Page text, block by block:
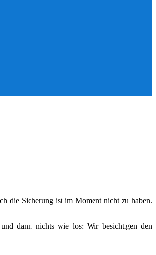
die Sicherung ist im Moment nicht zu haben.
dann nichts wie los: Wir besichtigen den